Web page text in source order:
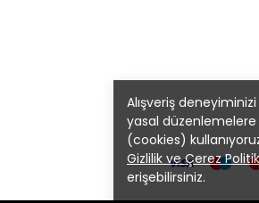
Alışveriş
yasal
(cookies)
Gizlilik ve Çerez
erişebilirsiniz.